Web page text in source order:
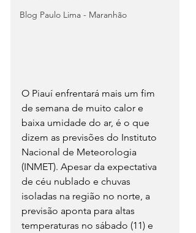
Blog Paulo Lima - Maranhão
O Piauí enfrentará mais um fim
de semana de muito calor e
baixa umidade do ar, é o que
dizem as previsões do Instituto
Nacional de Meteorologia
(INMET). Apesar da expectativa
de céu nublado e chuvas
isoladas na região no norte, a
previsão aponta para altas
temperaturas no sábado (11) e